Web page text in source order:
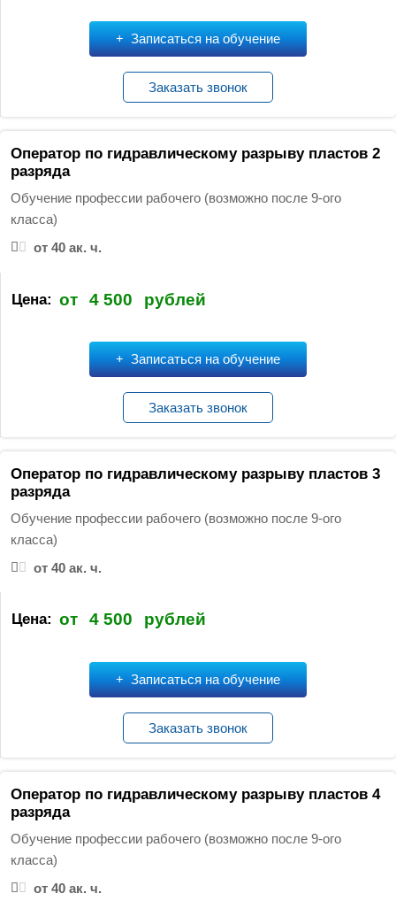
Записаться на обучение
Заказать звонок
Оператор по гидравлическому разрыву пластов 2
разряда
Обучение профессии рабочего (возможно после 9-ого
класса)
от 40 ак. ч.
Цена: от 4 500 рублей
Записаться на обучение
Заказать звонок
Оператор по гидравлическому разрыву пластов 3
разряда
Обучение профессии рабочего (возможно после 9-ого
класса)
от 40 ак. ч.
Цена: от 4 500 рублей
Записаться на обучение
Заказать звонок
Оператор по гидравлическому разрыву пластов 4
разряда
Обучение профессии рабочего (возможно после 9-ого
класса)
от 40 ак. ч.